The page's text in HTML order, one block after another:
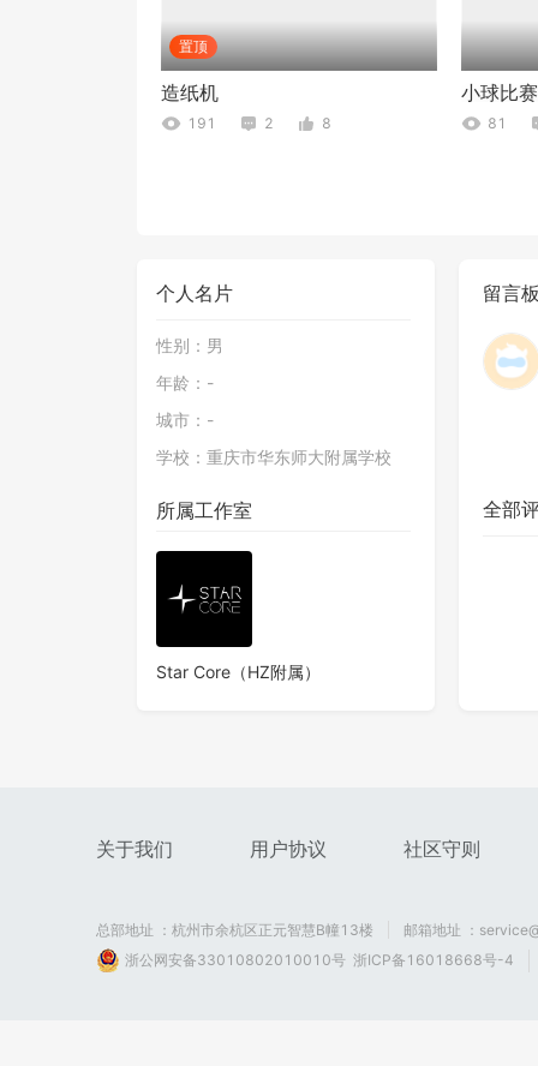
置顶
造纸机
191 2 8
小球比
81
124
个人名片
性别： 男
年龄： -
城市： -
学校： 重庆市华东师大附属学校
所属工作室
Star Core（HZ附属）
留言
全部
关于我们 用户协议 社区守则
总部地址 ：杭州市余杭区正元智慧B幢13楼
邮箱地址 ：
浙公网安备33010802010010号 浙ICP备16018668号-4